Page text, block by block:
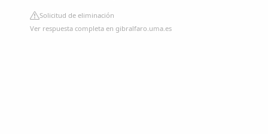
Solicitud de eliminación
Ver respuesta completa en gibralfaro.uma.es